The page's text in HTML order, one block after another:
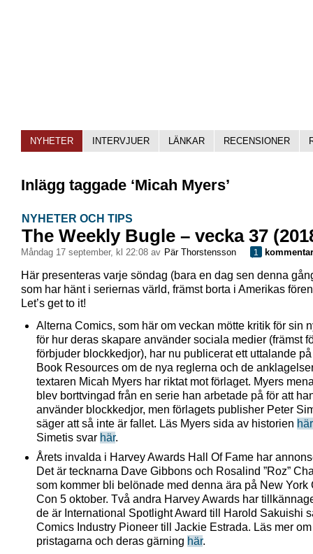
NYHETER INTERVJUER LÄNKAR RECENSIONER
Inlägg taggade ‘Micah Myers’
NYHETER OCH TIPS
The Weekly Bugle – vecka 37
måndag 17 september, kl 22:08 av Pär Thorstensson 1 kommentar
Här presenteras varje söndag (bara en dag sen denna
som har hänt i seriernas värld, främst borta i Amerikas
Let’s get to it!
Alterna Comics, som här om veckan mötte kritik för sin
för hur deras skapare använder sociala medier (främst
förbjuder blockkedjor), har nu publicerat ett uttalande
Book Resources om de nya reglerna och de
textaren Micah Myers har riktat mot förlaget. Myers
blev borttvingad från en serie han arbetade på för att
använder blockkedjor, men förlagets publisher Peter
säger att så inte är fallet. Läs Myers sida av historien här
Simetis svar här.
Årets invalda i Harvey Awards Hall Of Fame har
Det är tecknarna Dave Gibbons och Rosalind ”Roz”
som kommer bli belönade med denna ära på New York
Con 5 oktober. Två andra Harvey Awards har
de är International Spotlight Award till Harold Sakuishi
Comics Industry Pioneer till Jackie Estrada. Läs mer om
pristagarna och deras gärning här.